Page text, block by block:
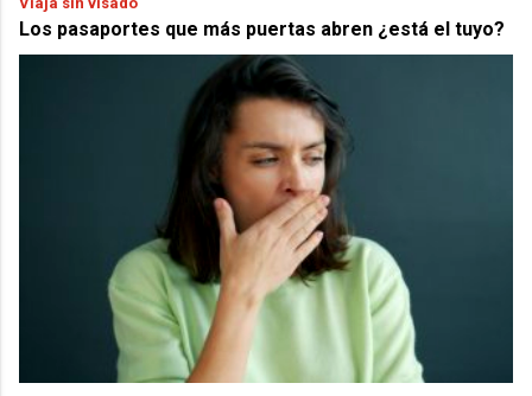
Los pasaportes que más puertas abren ¿está el tuyo?